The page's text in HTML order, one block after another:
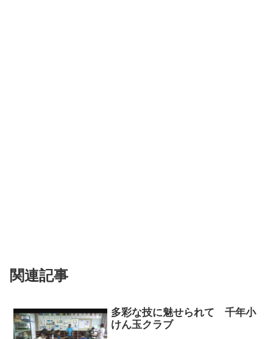
関連記事
多彩な技に魅せられて 千年小
けん玉クラブ